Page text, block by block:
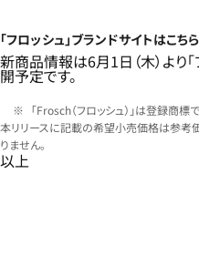
「フロッシュ」ブランドサイトはこちら
新商品情報は6月1日（木）より
開予定です。
「Frosch（フロッシュ）」は登録商標で
本リリースに記載の希望小売価格は参考
りません。
以上